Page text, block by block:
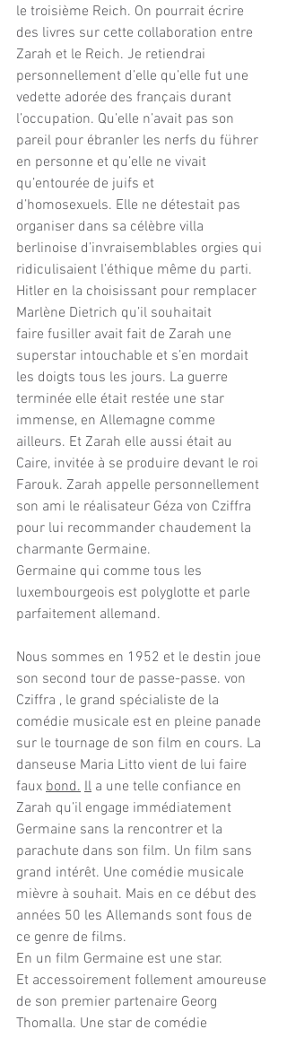
le troisième Reich. On pourrait écrire
des livres sur cette collaboration entre
Zarah et le Reich. Je retiendrai
personnellement d’elle qu’elle fut une
vedette adorée des français durant
l’occupation. Qu’elle n’avait pas son
pareil pour ébranler les nerfs du führer
en personne et qu’elle ne vivait
qu’entourée de juifs et
d’homosexuels. Elle ne détestait pas
organiser dans sa célèbre villa
berlinoise d’invraisemblables orgies qui
ridiculisaient l’éthique même du parti.
Hitler en la choisissant pour remplacer
Marlène Dietrich qu’il souhaitait
faire fusiller avait fait de Zarah une
superstar intouchable et s’en mordait
les doigts tous les jours. La guerre
terminée elle était restée une star
immense, en Allemagne comme
ailleurs. Et Zarah elle aussi était au
Caire, invitée à se produire devant le roi
Farouk. Zarah appelle personnellement
son ami le réalisateur Géza von Cziffra
pour lui recommander chaudement la
charmante Germaine.
Germaine qui comme tous les
luxembourgeois est polyglotte et parle
parfaitement allemand.
Nous sommes en 1952 et le destin joue
son second tour de passe-passe. von
Cziffra , le grand spécialiste de la
comédie musicale est en pleine panade
sur le tournage de son film en cours. La
danseuse Maria Litto vient de lui faire
faux bond. Il a une telle confiance en
Zarah qu’il engage immédiatement
Germaine sans la rencontrer et la
parachute dans son film. Un film sans
grand intérêt. Une comédie musicale
mièvre à souhait. Mais en ce début des
années 50 les Allemands sont fous de
ce genre de films.
En un film Germaine est une star.
Et accessoirement follement amoureuse
de son premier partenaire Georg
Thomalla. Une star de comédie